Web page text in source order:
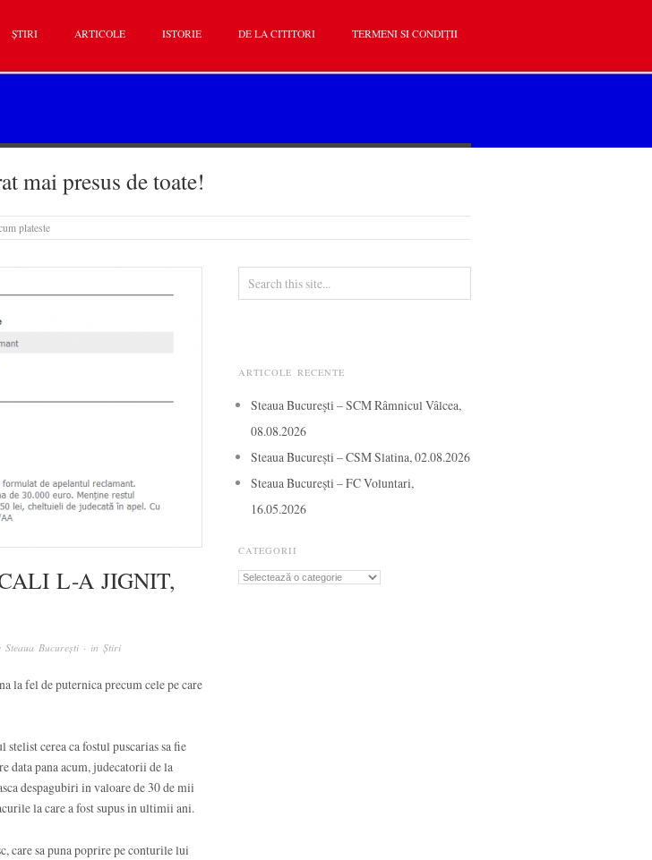
ȘTIRI ARTICOLE ISTORIE DE LA CITITORI TERMENI SI CONDIȚII
mai presus de toate!
plateste
L-A JIGNIT,
București · in Știri
la fel de puternica precum cele pe care
cerea ca fostul puscarias sa fie
data pana acum, judecatorii de la
despagubiri in valoare de 30 de mii
la care a fost supus in ultimii ani.
care sa puna poprire pe conturile lui
ARTICOLE RECENTE
Steaua București – SCM Râmnicul Vâlcea,
08.08.2026
Steaua București – CSM Slatina, 02.08.2026
Steaua București – FC Voluntari,
16.05.2026
CATEGORII
Categorii